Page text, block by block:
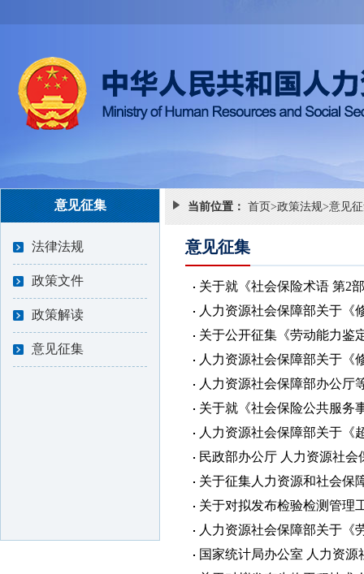
意见征集
法律法规
政策文件
政策解读
意见征集
当前位置： 首页>政策法规>意见
意见征集
关于就《社会保险术语 第2
人力资源社会保障部关于《
关于公开征集《劳动能力鉴
人力资源社会保障部关于《
人力资源社会保障部办公厅
关于就《社会保险公共服务
人力资源社会保障部关于《
民政部办公厅 人力资源社
关于征集人力资源和社会保
关于对拟发布检验检测管理
人力资源社会保障部关于《
国家统计局办公室 人力资